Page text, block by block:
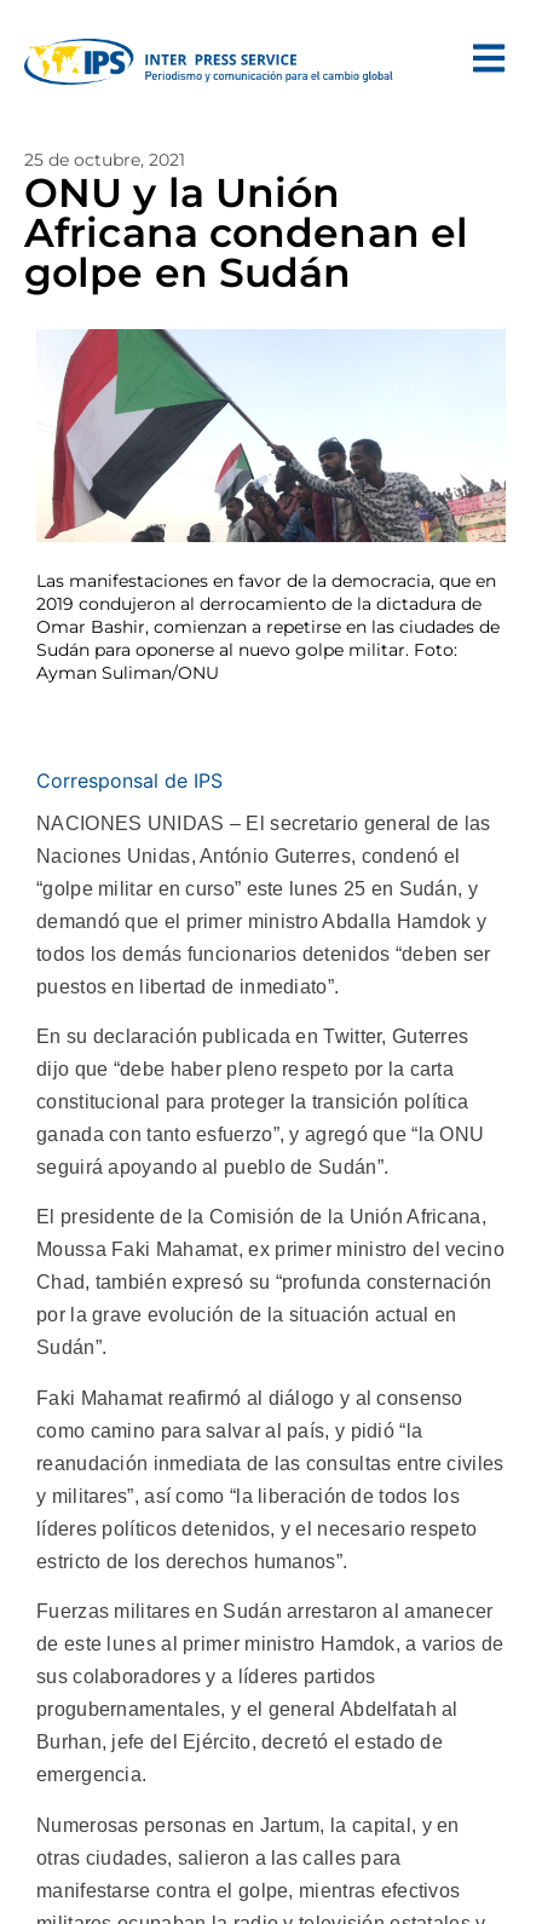
25 de octubre, 2021
ONU y la Unión
Africana condenan el
golpe en Sudán
Las manifestaciones en favor de la democracia, que en
2019 condujeron al derrocamiento de la dictadura de
Omar Bashir, comienzan a repetirse en las ciudades de
Sudán para oponerse al nuevo golpe militar. Foto:
Ayman Suliman/ONU
Corresponsal de IPS
NACIONES UNIDAS – El secretario general de las
Naciones Unidas, António Guterres, condenó el
“golpe militar en curso” este lunes 25 en Sudán, y
demandó que el primer ministro Abdalla Hamdok y
todos los demás funcionarios detenidos “deben ser
puestos en libertad de inmediato”.
En su declaración publicada en Twitter, Guterres
dijo que “debe haber pleno respeto por la carta
constitucional para proteger la transición política
ganada con tanto esfuerzo”, y agregó que “la ONU
seguirá apoyando al pueblo de Sudán”.
El presidente de la Comisión de la Unión Africana,
Moussa Faki Mahamat, ex primer ministro del vecino
Chad, también expresó su “profunda consternación
por la grave evolución de la situación actual en
Sudán”.
Faki Mahamat reafirmó al diálogo y al consenso
como camino para salvar al país, y pidió “la
reanudación inmediata de las consultas entre civiles
y militares”, así como “la liberación de todos los
líderes políticos detenidos, y el necesario respeto
estricto de los derechos humanos”.
Fuerzas militares en Sudán arrestaron al amanecer
de este lunes al primer ministro Hamdok, a varios de
sus colaboradores y a líderes partidos
progubernamentales, y el general Abdelfatah al
Burhan, jefe del Ejército, decretó el estado de
emergencia.
Numerosas personas en Jartum, la capital, y en
otras ciudades, salieron a las calles para
manifestarse contra el golpe, mientras efectivos